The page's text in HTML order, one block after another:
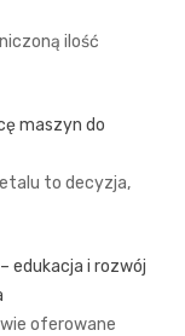
ilość
maszyn do
to decyzja,
edukacja i rozwój
oferowane